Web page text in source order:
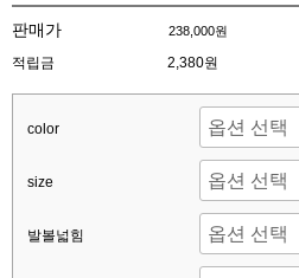
판매가 238,000원
적립금 2,380원
color
size
발볼넓힘